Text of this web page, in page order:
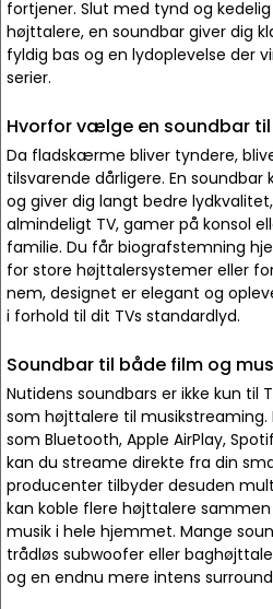
fortjener. Slut med tynd og
højttalere, en soundbar giver dig
fyldig bas og en lydoplevelse der
serier.
Hvorfor vælge en soundbar
Da fladskærme bliver tyndere,
tilsvarende dårligere. En
og giver dig langt bedre
almindeligt TV, gamer på konsol
familie. Du får biografstemning
for store højttalersystemer eller
nem, designet er elegant og
i forhold til dit TVs standardlyd.
Soundbar til både film og
Nutidens soundbars er ikke kun til
som højttalere til
som Bluetooth, Apple AirPlay,
kan du streame direkte fra din
producenter tilbyder desuden
kan koble flere højttalere
musik i hele hjemmet. Mange
trådløs subwoofer eller
og en endnu mere intens